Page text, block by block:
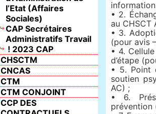
• 2.
au CHSCT
• 3.
(pour avis
• 4.
d’étape
• 5. Point
soutien
AC) ;
• 6.
prévention
l’Etat (Affaires
Sociales)
CAP Secrétaires
Administratifs Travail
! 2023 CAP
CHSCTM
CNCAS
CTM
CTM CONJOINT
CCP DES